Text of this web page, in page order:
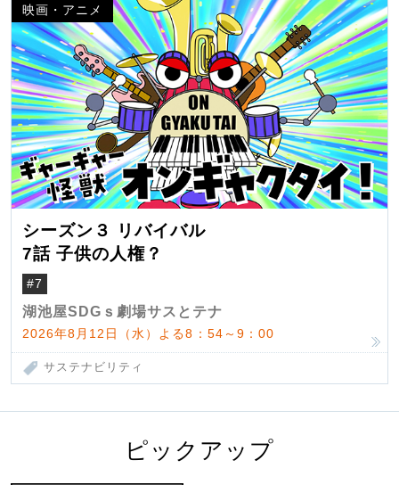
映画・アニメ
シーズン３ リバイバル
7話 子供の人権？
#7
湖池屋SDGｓ劇場サスとテナ
2026年8月12日（水）よる8：54～9：00
サステナビリティ
ピックアップ